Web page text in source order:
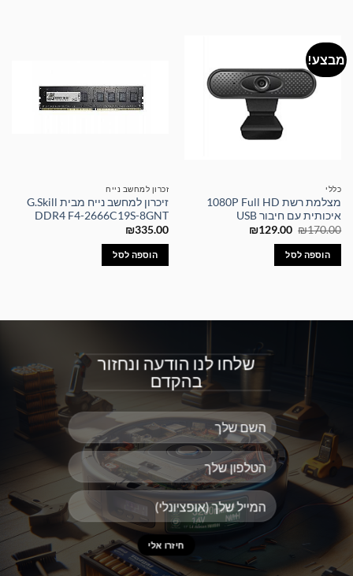
מבצע!
כללי
מצלמת רשת 1080P Full HD
איכותית עם חיבור USB
₪170.00
המחיר
היה:
₪170.00.
₪129.00
המחיר
הוספה לסל
זכרון למחשב נייח
זיכרון למחשב נייח מבית G.Skill
DDR4 F4-2666C19S-8GNT
₪335.00
הוספה לסל
שלחו לנו הודעה ונחזור
בהקדם